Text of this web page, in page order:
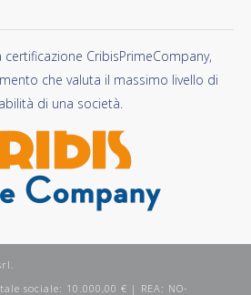
CribisPrimeCompany,
che valuta il massimo livello di
di una società.
sociale: 10.000,00 € | REA: NO-